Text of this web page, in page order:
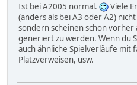
Ist bei A2005 normal.
Viele
(anders als bei A3 oder A2)
sondern scheinen schon vorher
generiert zu werden. Wenn du
auch ähnliche Spielverläufe mit
Platzverweisen, usw.